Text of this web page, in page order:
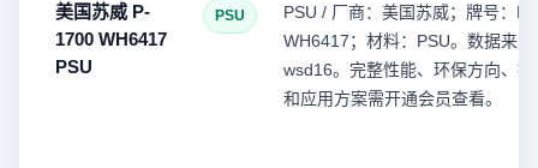
美国苏威 P-
1700 WH6417
PSU
PSU
PSU / 厂商：美国苏威；牌号：P-
WH6417；材料：PSU。数据来源
wsd16。完整性能、环保方向、
和应用方案需开通会员查看。